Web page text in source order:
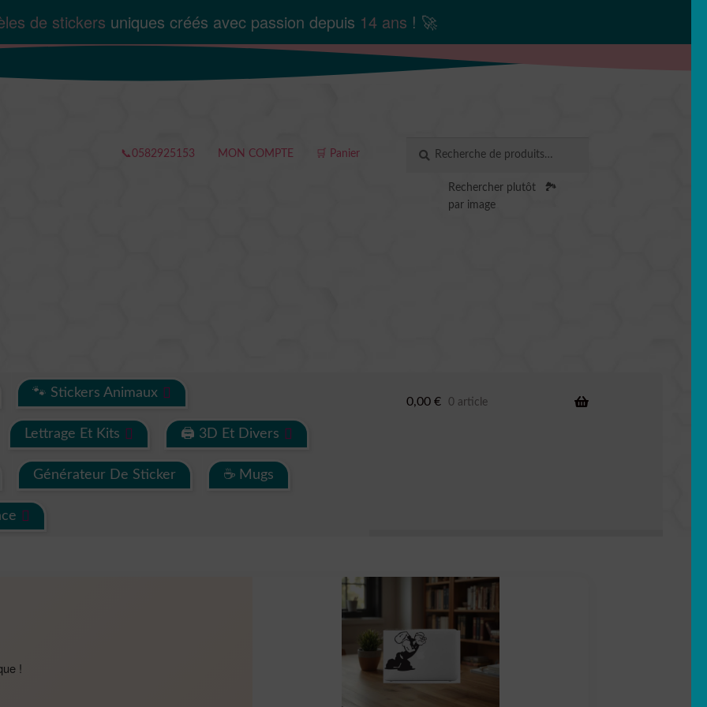
de stickers uniques créés avec passion depuis 14 ans ! 🚀
📞0582925153 MON COMPTE 🛒 Panier
pour :
RECHERCHE
Rechercher plutôt
par image
🏞️
🐾 Stickers Animaux
Lettrage Et Kits 🖨 3D Et Divers
Générateur De Sticker ☕ Mugs
0,00 € 0 article
!